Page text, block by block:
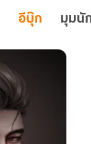
อีบุ๊ก มุมนั